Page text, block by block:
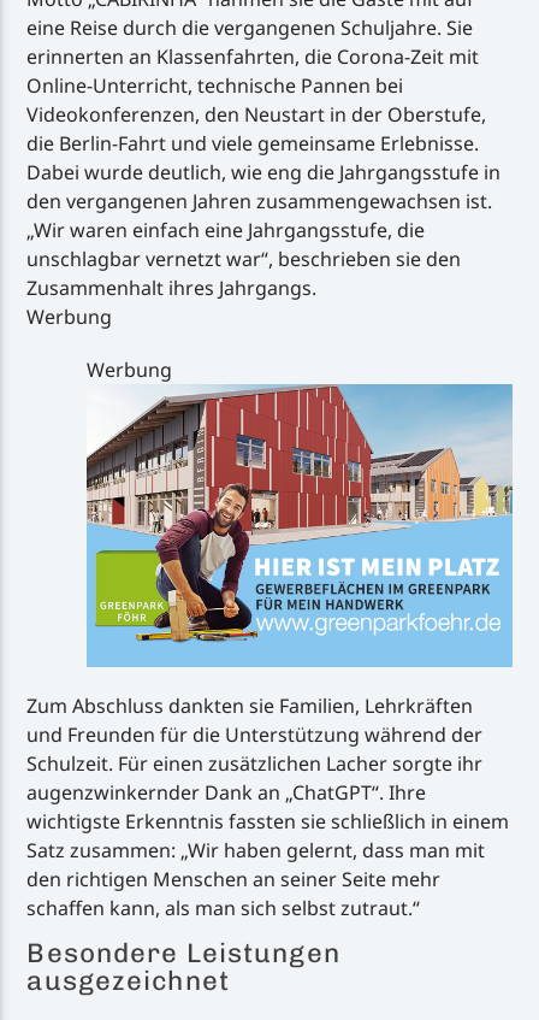
eine Reise durch die vergangenen Schuljahre. Sie
erinnerten an Klassenfahrten, die Corona-Zeit mit
Online-Unterricht, technische Pannen bei
Videokonferenzen, den Neustart in der Oberstufe,
die Berlin-Fahrt und viele gemeinsame Erlebnisse.
Dabei wurde deutlich, wie eng die Jahrgangsstufe in
den vergangenen Jahren zusammengewachsen ist.
„Wir waren einfach eine Jahrgangsstufe, die
unschlagbar vernetzt war“, beschrieben sie den
Zusammenhalt ihres Jahrgangs.
Werbung
Werbung
Zum Abschluss dankten sie Familien, Lehrkräften
und Freunden für die Unterstützung während der
Schulzeit. Für einen zusätzlichen Lacher sorgte ihr
augenzwinkernder Dank an „ChatGPT“. Ihre
wichtigste Erkenntnis fassten sie schließlich in einem
Satz zusammen: „Wir haben gelernt, dass man mit
den richtigen Menschen an seiner Seite mehr
schaffen kann, als man sich selbst zutraut.“
Besondere Leistungen
ausgezeichnet